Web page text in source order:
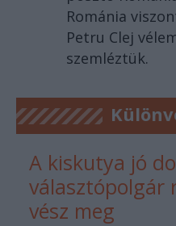
Románia
Petru Clej
szemléztük.
A kiskutya jó
választópolgár
vész meg